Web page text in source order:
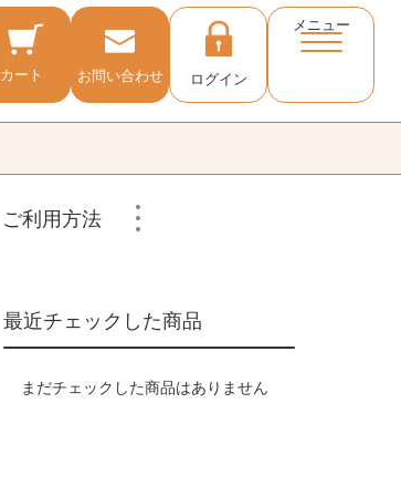
カート お問い合わせ ログイン
メニュー
ご利用方法
最近チェックした商品
まだチェックした商品はありません